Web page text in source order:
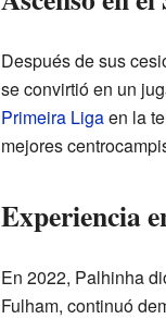
Después de sus
se convirtió en un
Primeira Ligaen la
mejores
Experiencia
En 2022, Palhinha
Fulham, continuó